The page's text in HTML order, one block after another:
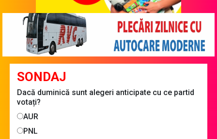
SONDAJ
Dacă duminică sunt alegeri anticipate cu ce partid
votați?
AUR
PNL